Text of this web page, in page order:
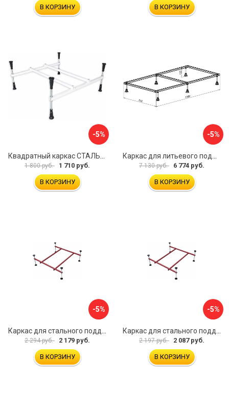
В КОРЗИНУ В КОРЗИНУ
-5%
1 800 руб. 1 710 руб.
В КОРЗИНУ
-5%
7 130 руб. 6 774 руб.
В КОРЗИНУ
-5%
2 294 руб. 2 179 руб.
В КОРЗИНУ
-5%
2 197 руб. 2 087 руб.
В КОРЗИНУ